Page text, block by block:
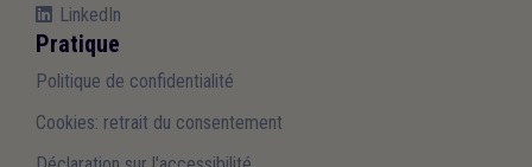
LinkedIn
Pratique
Politique de confidentialité
Cookies: retrait du consentement